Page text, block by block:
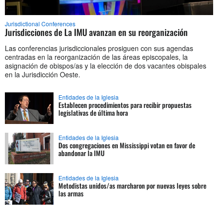
Jurisdictional Conferences
Jurisdicciones de La IMU avanzan en su reorganización
Las conferencias jurisdiccionales prosiguen con sus agendas
centradas en la reorganización de las áreas episcopales, la
asignación de obispos/as y la elección de dos vacantes obispales
en la Jurisdicción Oeste.
Entidades de la Iglesia
Establecen procedimientos para recibir propuestas
legislativas de última hora
Entidades de la Iglesia
Dos congregaciones en Mississippi votan en favor de
abandonar la IMU
Entidades de la Iglesia
Metodistas unidos/as marcharon por nuevas leyes sobre
las armas